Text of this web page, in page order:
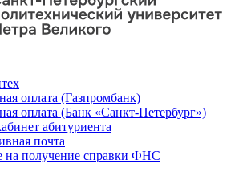
оплата (Газпромбанк)
оплата (Банк «Санкт-Петербург»)
абитуриента
почта
на получение справки ФНС